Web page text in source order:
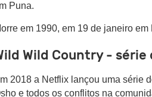
Puna.
em 1990, em 19 de janeiro em
Wild Country -
2018 a Netflix lançou uma série
e todos os conflitos na